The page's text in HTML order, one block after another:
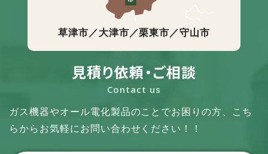
草津市／大津市／栗東市／守山市
見積り依頼・ご相談
Contact us
ガス機器やオール電化製品のことでお困りの方、
こち
らからお気軽にお問い合わせください！！